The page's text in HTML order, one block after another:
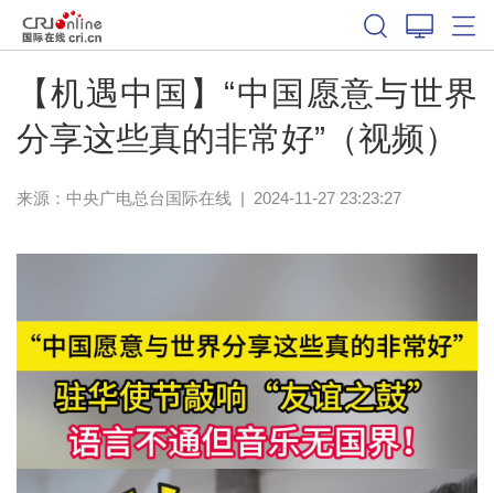
【机遇中国】“中国愿意与世界
分享这些真的非常好”（视频）
来源：中央广电总台国际在线| 2024-11-27 23:23:27